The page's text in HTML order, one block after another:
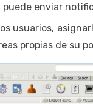
puede enviar
usuarios,
propias de su